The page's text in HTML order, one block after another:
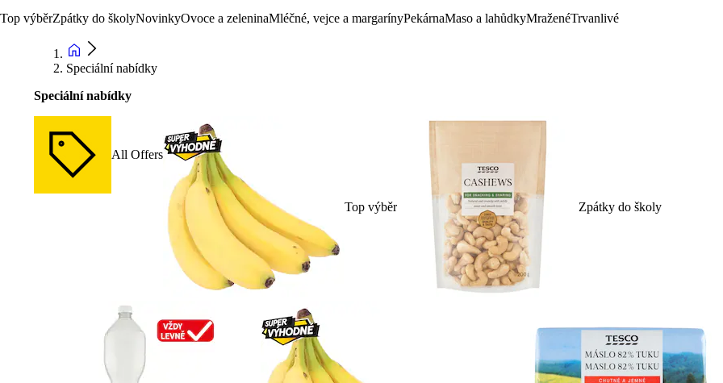
Top výběrZpátky do školyNovinkyOvoce a zeleninaMléčné, vejce a margarínyPekárnaMaso a lahůdkyMraženéTrvanlivé
Speciální nabídky
Speciální nabídky
All Offers
Top výběr Zpátky do školy